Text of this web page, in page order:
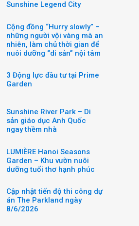
Sunshine Legend City
Cộng đồng “Hurry slowly” –
những người vội vàng mà an
nhiên, làm chủ thời gian để
nuôi dưỡng “di sản” nội tâm
3 Động lực đầu tư tại Prime
Garden
Sunshine River Park – Di
sản giáo dục Anh Quốc
ngay thềm nhà
LUMIÈRE Hanoi Seasons
Garden – Khu vườn nuôi
dưỡng tuổi thơ hạnh phúc
Cập nhật tiến độ thi công dự
án The Parkland ngày
8/6/2026